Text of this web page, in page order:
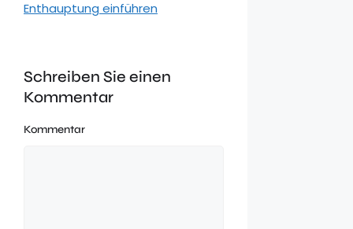
Enthauptung einführen
Schreiben Sie einen
Kommentar
Kommentar